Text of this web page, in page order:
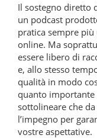
Il sostegno diretto
un podcast
pratica sempre
online. Ma
essere libero di
e, allo stesso
qualità in modo
quanto importante
sottolineare che
l’impegno per
vostre aspettative.